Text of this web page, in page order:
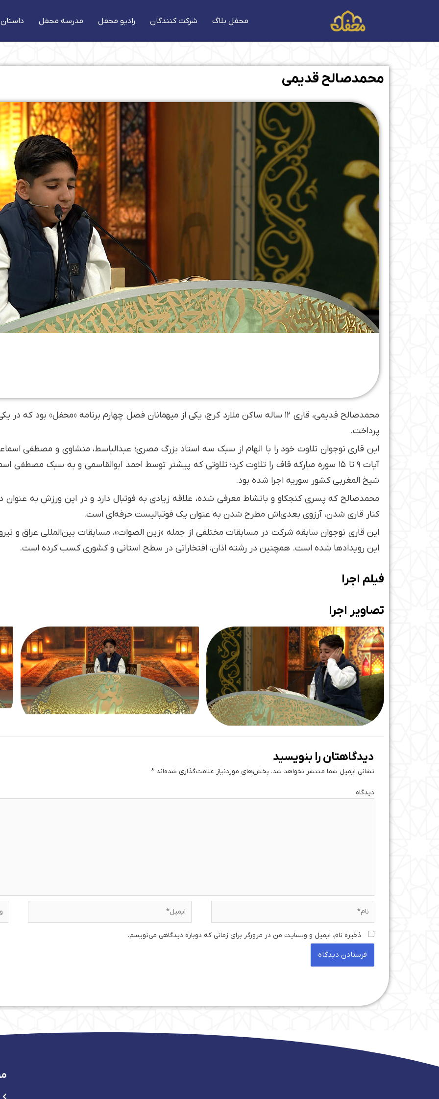
محفل بلاگ شرکت کنندگان رادیو محفل مدرسه محفل
محمدصالح قدیمی
محمدصالح قدیمی، قاری ۱۲ ساله ساکن ملارد کرج، یکی از میهمانان فصل چهارم برنامه «محفل»
پرداخت.
این قاری نوجوان تلاوت خود را با الهام از سبک سه استاد بزرگ مصری؛ عبدالباسط، منشاوی و مصطفی
شیخ المغربی کشور سوریه اجرا شده بود.
محمدصالح که پسری کنجکاو و بانشاط معرفی شده، علاقه زیادی به فوتبال دارد و در این ورزش به عنوان
کنار قاری شدن، آرزوی بعدی‌اش مطرح شدن به عنوان یک فوتبالیست حرفه‌ای است.
این قاری نوجوان سابقه شرکت در مسابقات مختلفی از جمله «زین الصوات»، مسابقات بین‌المللی عراق و
این رویدادها شده است. همچنین در رشته اذان، افتخاراتی در سطح استانی و کشوری کسب کرده است.
فیلم اجرا
تصاویر اجرا
دیدگاهتان را بنویسید
نشانی ایمیل شما منتشر نخواهد شد. بخش‌های موردنیاز علامت‌گذاری شده‌اند *
ذخیره نام، ایمیل و وبسایت من در مرورگر برای زمانی که دوباره دیدگاهی می‌نویسم.